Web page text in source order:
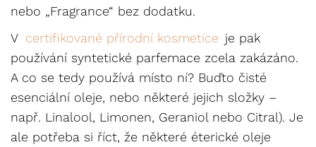
nebo „Fragrance“ bez dodatku.
V certifikované přírodní kosmetice je pak
používání syntetické parfemace zcela zakázáno.
A co se tedy používá místo ní? Buďto čisté
esenciální oleje, nebo některé jejich složky –
např. Linalool, Limonen, Geraniol nebo Citral). Je
ale potřeba si říct, že některé éterické oleje